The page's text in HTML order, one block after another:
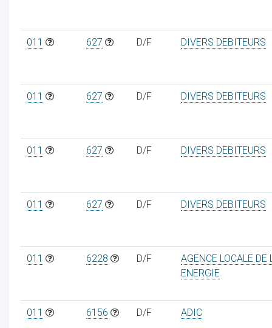
011 627 D/F DIVERS DEBITEURS
011 627 D/F DIVERS DEBITEURS
011 627 D/F DIVERS DEBITEURS
011 627 D/F DIVERS DEBITEURS
011 6228 D/F
AGENCE LOCALE DE
ENERGIE
011 6156 D/F ADIC